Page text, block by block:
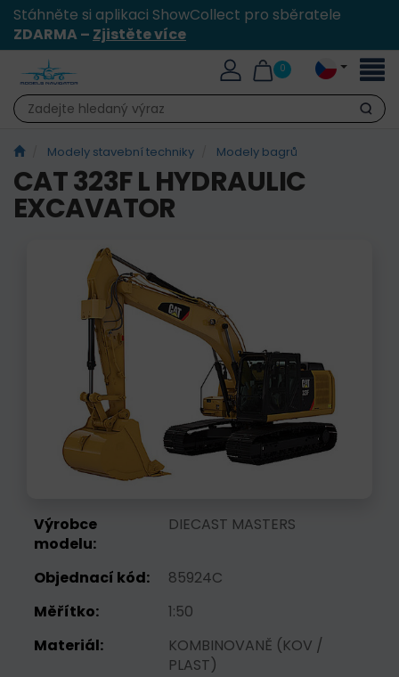
Stáhněte si aplikaci ShowCollect pro sběratele
ZDARMA – Zjistěte více
0
Hledat
Modely stavební techniky Modely bagrů
CAT 323F L HYDRAULIC
EXCAVATOR
Výrobce
modelu:
DIECAST MASTERS
Objednací kód:
85924C
Měřítko:
1:50
Materiál:
KOMBINOVANĚ (KOV /
PLAST)